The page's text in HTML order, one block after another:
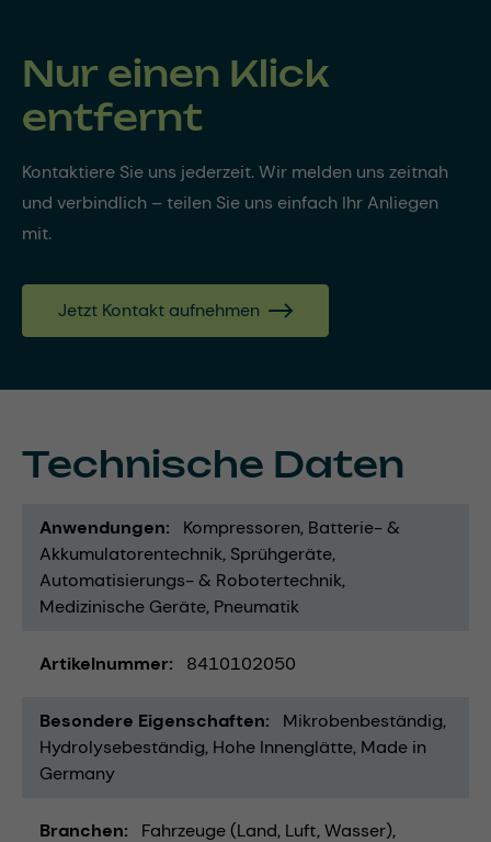
Nur einen Klick
entfernt
Kontaktiere Sie uns jederzeit. Wir melden uns zeitnah
und verbindlich – teilen Sie uns einfach Ihr Anliegen
mit.
Jetzt Kontakt aufnehmen
Technische Daten
Anwendungen Kompressoren Batterie- &
Akkumulatorentechnik Sprühgeräte
Automatisierungs- & Robotertechnik
Medizinische Geräte Pneumatik
Artikelnummer 8410102050
Besondere Eigenschaften
Mikrobenbeständig
Hydrolysebeständig Hohe Innenglätte Made in
Germany
Branchen Fahrzeuge (Land, Luft, Wasser)